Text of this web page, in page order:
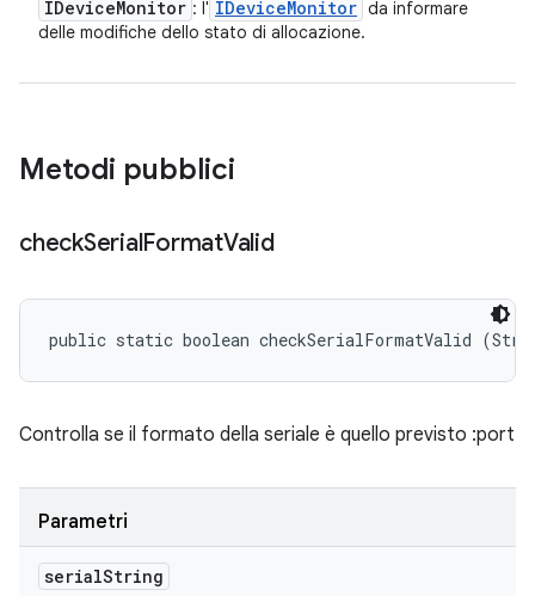
IDeviceMonitor : l' IDeviceMonitor da informare
delle modifiche dello stato di allocazione.
Metodi pubblici
checkSerialFormatValid
public static boolean checkSerialFormatValid
Controlla se il formato della seriale è quello previsto :port
Parametri
serialString